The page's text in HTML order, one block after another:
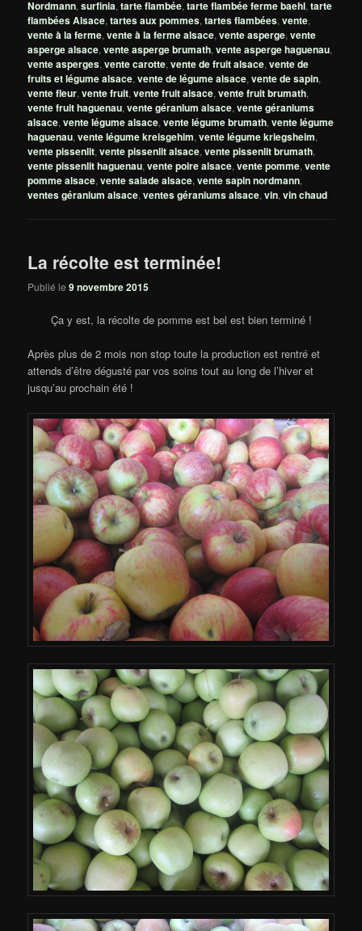
Nordmann,surfinia,tarte flambée,tarte flambée ferme baehl,tarte
flambées Alsace,tartes aux pommes,tartes flambées,vente,
vente à la ferme,vente à la ferme alsace,vente asperge,vente
asperge alsace,vente asperge brumath,vente asperge haguenau,
vente asperges,vente carotte,vente de fruit alsace,vente de
fruits et légume alsace,vente de légume alsace,vente de sapin,
vente fleur,vente fruit,vente fruit alsace,vente fruit brumath,
vente fruit haguenau,vente géranium alsace,vente géraniums
alsace,vente légume alsace,vente légume brumath,vente légume
haguenau,vente légume kreisgehim,vente légume kriegsheim,
vente pissenlit,vente pissenlit alsace,vente pissenlit brumath,
vente pissenlit haguenau,vente poire alsace,vente pomme,vente
pomme alsace,vente salade alsace,vente sapin nordmann,
ventes géranium alsace,ventes géraniums alsace,vin,vin chaud
La récolte est terminée!
Publié le9 novembre 2015
Ça y est, la récolte de pomme est bel est bien terminé !
Après plus de 2 mois non stop toute la production est rentré et
attends d’être dégusté par vos soins tout au long de l’hiver et
jusqu’au prochain été !